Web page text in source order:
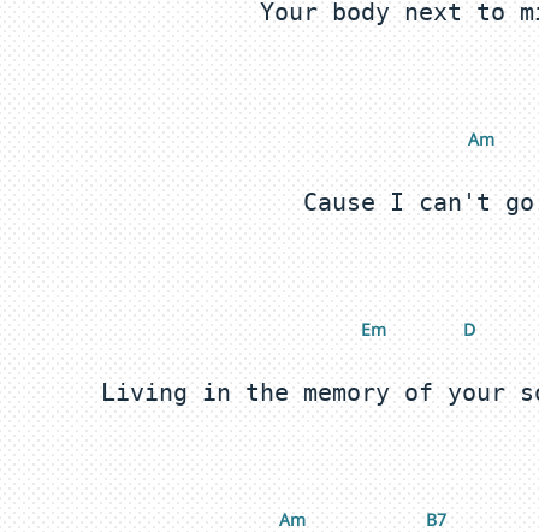
Am
Em D
Am B7